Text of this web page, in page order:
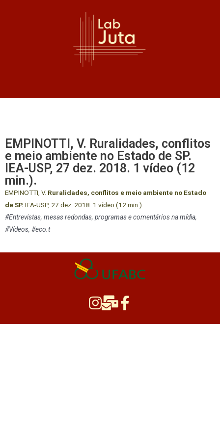
EMPINOTTI, V. Ruralidades, conflitos
e meio ambiente no Estado de SP.
IEA-USP, 27 dez. 2018. 1 vídeo (12
min.).
EMPINOTTI, V. Ruralidades, conflitos e meio ambiente no Estado
de SP. IEA-USP, 27 dez. 2018. 1 vídeo (12 min.).
#Entrevistas, mesas redondas, programas e comentários na mídia,
#Vídeos, #eco.t